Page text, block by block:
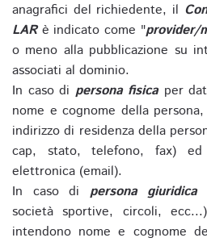
anagrafici del richiedente, il
LARè indicato come "provider/
o meno alla pubblicazione su
associati al dominio.
In caso di persona fisicaper
nome e cognome della
indirizzo di residenza della
cap, stato, telefono, fax)
elettronica (email).
In caso di persona giuridica
società sportive, circoli,
intendono nome e cognome